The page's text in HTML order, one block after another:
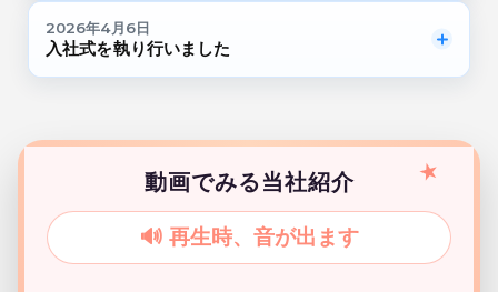
ご挨拶
2026年4月6日
入社式を執り行いました
動画でみる当社紹介
🔊 再生時、音が出ます